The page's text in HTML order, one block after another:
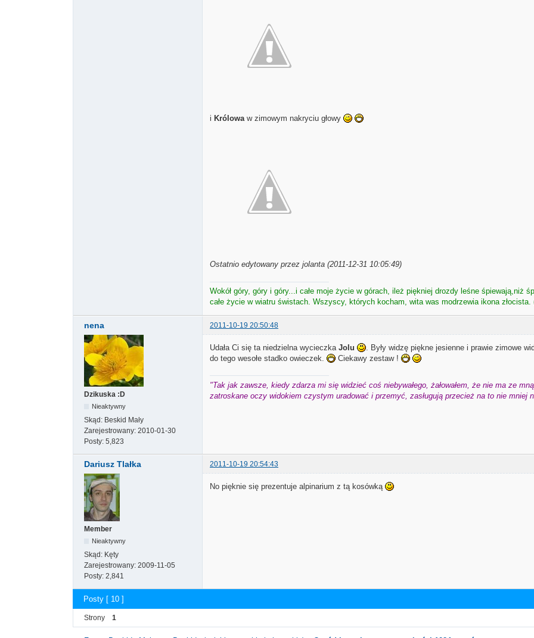
i Królowaw zimowym nakryciu głowy
Ostatnio edytowany przez jolanta (2011-12-31 10:05:49)
Wokół góry, góry i góry...i całe moje życie w górach, ileż piękniej drozdy leśne śpiewają,niż
całe życie w wiatru świstach. Wszyscy, których kocham, wita was modrzewia ikona złocista.
nena 2011-10-19 20:50:48
Dzikuska :D
Nieaktywny
Skąd: Beskid Mały
Zarejestrowany: 2010-01-30
Posty: 5,823
Udała Ci się ta niedzielna wycieczka Jolu . Były widzę piękne jesienne i prawie zimowe
do tego wesołe stadko owieczek.
Ciekawy zestaw !
"Tak jak zawsze, kiedy zdarza mi się widzieć coś niebywałego, żałowałem, że nie ma ze
zatroskane oczy widokiem czystym uradować i przemyć, zasługują przecież na to nie
Dariusz Tlałka 2011-10-19 20:54:43
Member
Nieaktywny
Skąd: Kęty
Zarejestrowany: 2009-11-05
Posty: 2,841
No pięknie się prezentuje alpinarium z tą kosówką
Posty [ 10 ]
Strony 1